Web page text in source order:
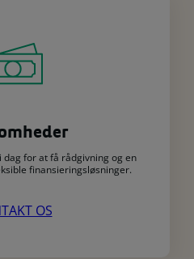
dag for at få rådgivning og en
finansieringsløsninger.
OS